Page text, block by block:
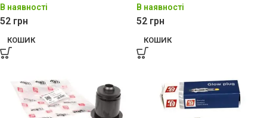
В наявності
52 грн
КОШИК
В наявності
52 грн
КОШИК